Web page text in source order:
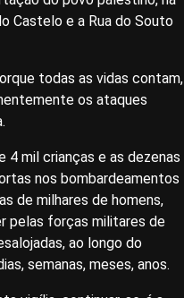
Castelo e a Rua do Souto
todas as vidas contam,
os ataques
4 mil crianças e as dezenas
nos bombardeamentos
de milhares de homens,
pelas forças militares de
ao longo do
semanas, meses, anos.